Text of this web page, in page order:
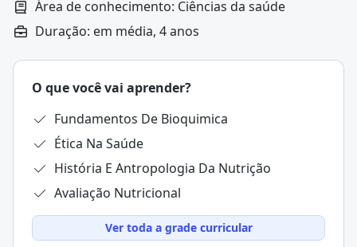
e prevenção de doenças.
Área de conhecimento: Ciências da saúde
Duração: em média, 4 anos
O que você vai aprender?
Fundamentos De Bioquimica
Ética Na Saúde
História E Antropologia Da Nutrição
Avaliação Nutricional
Ver toda a grade curricular